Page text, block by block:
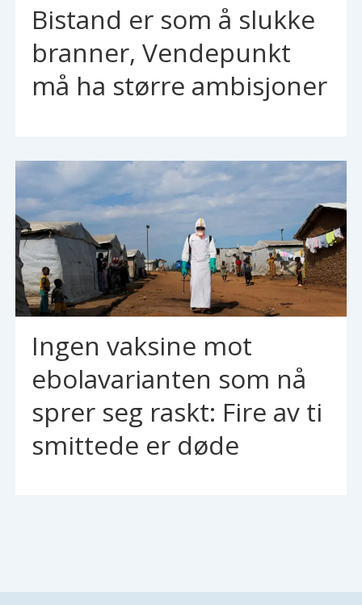
Bistand er som å slukke
branner, Vendepunkt
må ha større ambisjoner
Ingen vaksine mot
ebolavarianten som nå
sprer seg raskt: Fire av ti
smittede er døde